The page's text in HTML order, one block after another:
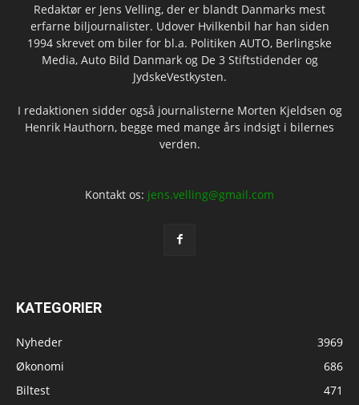
Redaktør er Jens Velling, der er blandt Danmarks mest
erfarne biljournalister. Udover Hvilkenbil har han siden
1994 skrevet om biler for bl.a. Politiken AUTO, Berlingske
Media, Auto Bild Danmark og De 3 Stiftstidender og
JydskeVestkysten.
I redaktionen sidder også journalisterne Morten Kjeldsen og
Henrik Hauthorn, begge med mange års indsigt i bilernes
verden.
Kontakt os: jens.velling@gmail.com
KATEGORIER
Nyheder
3969
Økonomi
686
Biltest
471